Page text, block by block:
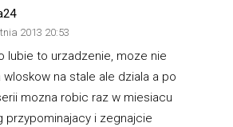
2013 20:53
lubie to urzadzenie, moze nie
wloskow na stale ale dziala a po
mozna robic raz w miesiacu
przypominajacy i zegnajcie